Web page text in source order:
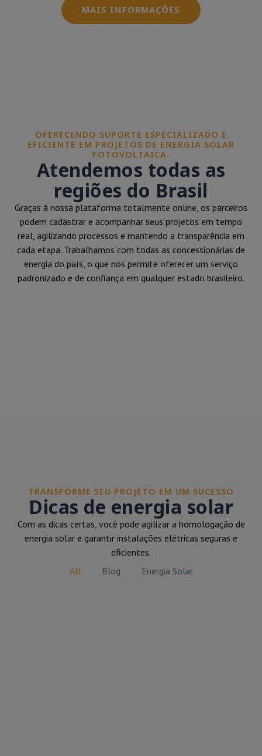
MAIS INFORMAÇÕES
OFERECENDO SUPORTE ESPECIALIZADO E
EFICIENTE EM PROJETOS DE ENERGIA SOLAR
FOTOVOLTAICA.
Atendemos todas as
regiões do Brasil
Graças à nossa plataforma totalmente online, os parceiros
podem cadastrar e acompanhar seus projetos em tempo
real, agilizando processos e mantendo a transparência em
cada etapa. Trabalhamos com todas as concessionárias de
energia do país, o que nos permite oferecer um serviço
padronizado e de confiança em qualquer estado brasileiro.
TRANSFORME SEU PROJETO EM UM SUCESSO
Dicas de energia solar
Com as dicas certas, você pode agilizar a homologação de
energia solar e garantir instalações elétricas seguras e
eficientes.
All
Blog Energia Solar